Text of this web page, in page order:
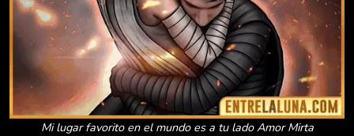
Mi lugar favorito en el mundo es a tu lado Amor Mirta